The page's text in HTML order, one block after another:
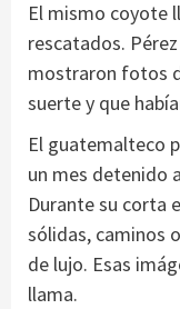
El mismo coyote
rescatados.
mostraron fotos
suerte y que
El guatemalteco
un mes detenido
Durante su corta
sólidas, caminos
de lujo. Esas
llama.